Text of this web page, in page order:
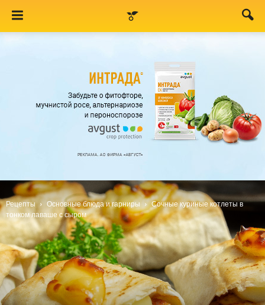
Рецепты Основные блюда и гарниры
Сочные куриные котлеты в
тонком лаваше с сыром